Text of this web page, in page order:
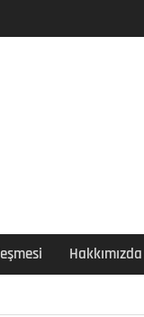
Hakkımızda